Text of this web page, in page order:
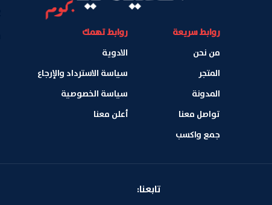
روابط سريعة
من نحن
المتجر
المدونة
تواصل معنا
جمع واكسب
روابط تهمك
الادوية
سياسة الاسترداد والإرجاع
سياسة الخصوصية
أعلن معنا
تابعنا: